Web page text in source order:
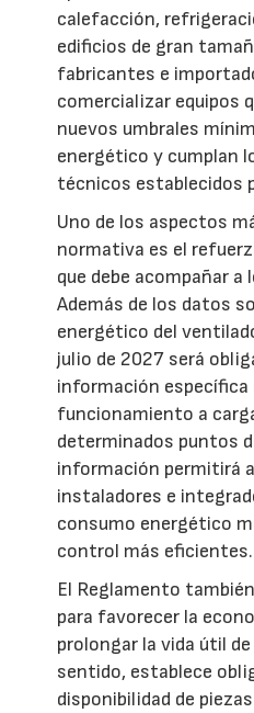
calefacción,
edificios de gran
fabricantes e
comercializar equipos
nuevos umbrales
energético y cumplan
técnicos establecidos
Uno de los aspectos
normativa es el
que debe acompañar a
Además de los datos
energético del
julio de 2027 será
información específica
funcionamiento a
determinados puntos
información permitirá
instaladores e
consumo energético
control más eficientes.
El Reglamento
para favorecer la
prolongar la vida útil
sentido, establece
disponibilidad de